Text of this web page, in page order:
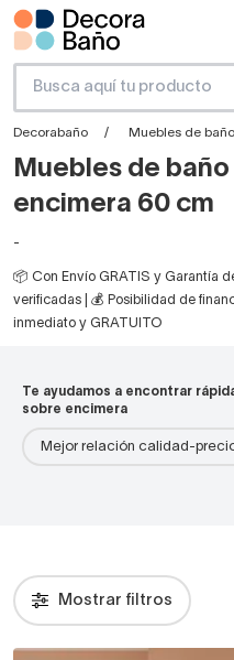
Decorabaño Muebles de baño
Muebles de
encimera 60 cm
-
📦 Con Envío GRATIS y Garantía
verificadas | 💰 Posibilidad de
inmediato y GRATUITO
Te ayudamos a encontrar
sobre encimera
Mejor relación calidad-
Mostrar filtros